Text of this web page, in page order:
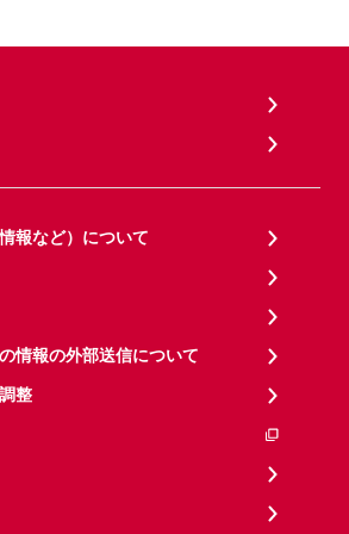
報など）について
情報の外部送信について
整